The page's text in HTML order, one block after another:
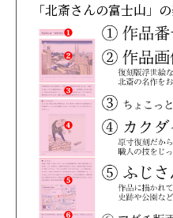
「北斎さんの富士山」